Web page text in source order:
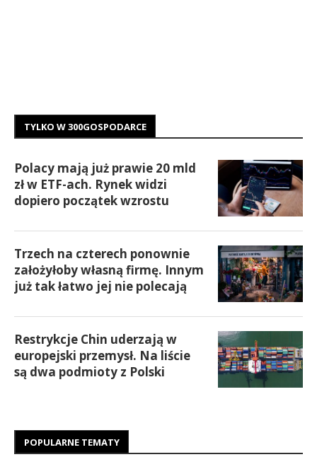
TYLKO W 300GOSPODARCE
Polacy mają już prawie 20 mld
zł w ETF-ach. Rynek widzi
dopiero początek wzrostu
Trzech na czterech ponownie
założyłoby własną firmę. Innym
już tak łatwo jej nie polecają
Restrykcje Chin uderzają w
europejski przemysł. Na liście
są dwa podmioty z Polski
POPULARNE TEMATY